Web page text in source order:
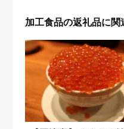
加工食品の返礼品に